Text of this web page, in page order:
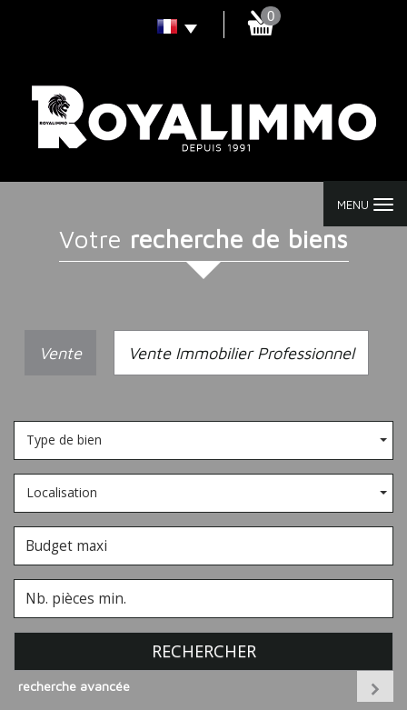
0
MENU
votre recherche de biens
Vente Vente Immobilier Professionnel
Type de bien
Localisation
RECHERCHER
recherche avancée